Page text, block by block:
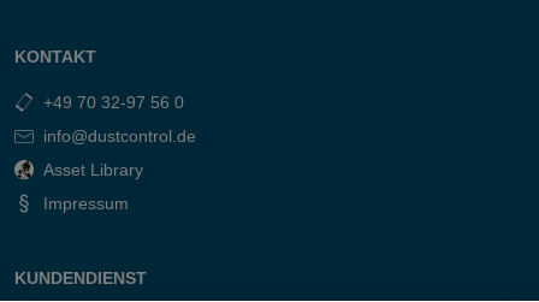
KONTAKT
+49 70 32-97 56 0
info@dustcontrol.de
Asset Library
Impressum
KUNDENDIENST